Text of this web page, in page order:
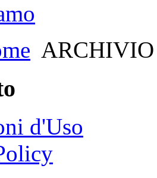
ARCHIVIO
d'Uso